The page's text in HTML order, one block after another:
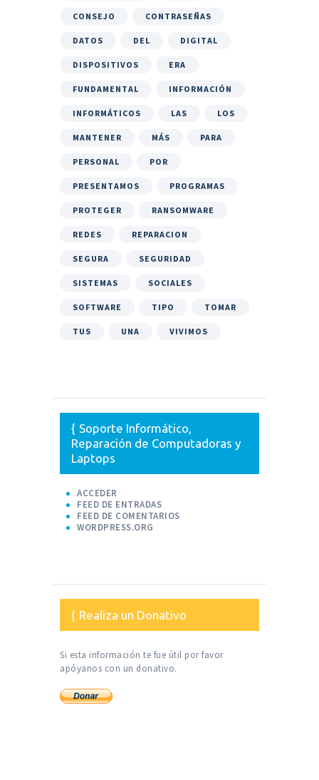
CONSEJO CONTRASEÑAS
DATOS DEL DIGITAL
DISPOSITIVOS ERA
FUNDAMENTAL INFORMACIÓN
INFORMÁTICOS LAS LOS
MANTENER MÁS PARA
PERSONAL POR
PRESENTAMOS PROGRAMAS
PROTEGER RANSOMWARE
REDES REPARACION
SEGURA SEGURIDAD
SISTEMAS SOCIALES
SOFTWARE TIPO TOMAR
TUS UNA VIVIMOS
Soporte Informático,
Reparación de Computadoras y
Laptops
ACCEDER
FEED DE ENTRADAS
FEED DE COMENTARIOS
WORDPRESS.ORG
Realiza un Donativo
Si esta información te fue útil por favor
apóyanos con un donativo.